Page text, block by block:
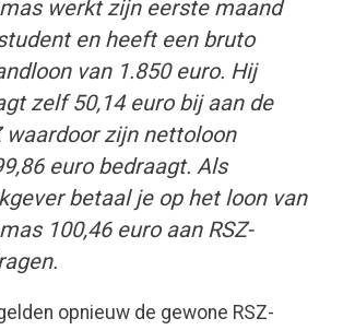
werkt zijn eerste maand
en heeft een bruto
van 1.850 euro. Hij
zelf 50,14 euro bij aan de
waardoor zijn nettoloon
euro bedraagt. Als
betaal je op het loon van
100,46 euro aan RSZ-
opnieuw de gewone RSZ-